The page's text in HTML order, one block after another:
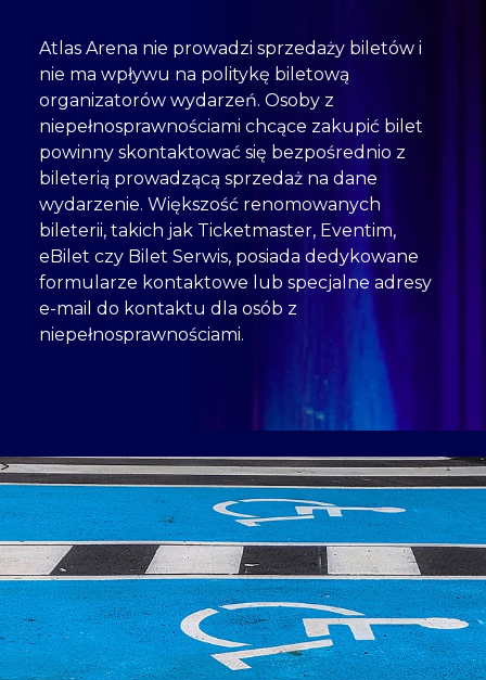
Atlas Arena nie prowadzi sprzedaży biletów i
nie ma wpływu na politykę biletową
organizatorów wydarzeń. Osoby z
niepełnosprawnościami chcące zakupić bilet
powinny skontaktować się bezpośrednio z
bileterią prowadzącą sprzedaż na dane
wydarzenie. Większość renomowanych
bileterii, takich jak Ticketmaster, Eventim,
eBilet czy Bilet Serwis, posiada dedykowane
formularze kontaktowe lub specjalne adresy
e-mail do kontaktu dla osób z
niepełnosprawnościami.
>